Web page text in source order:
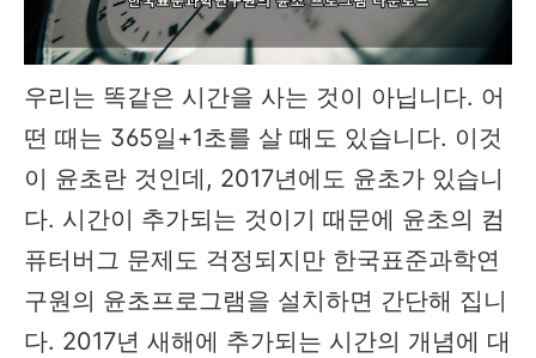
우리는 똑같은 시간을 사는 것이 아닙니다. 어
떤 때는 365일+1초를 살 때도 있습니다. 이것
이 윤초란 것인데, 2017년에도 윤초가 있습니
다. 시간이 추가되는 것이기 때문에 윤초의 컴
퓨터버그 문제도 걱정되지만 한국표준과학연
구원의 윤초프로그램을 설치하면 간단해 집니
다. 2017년 새해에 추가되는 시간의 개념에 대